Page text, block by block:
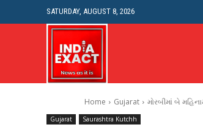
SATURDAY, AUGUST 8, 2026
Home Gujarat મોરબીમાં બે
Gujarat Saurashtra Kutchh